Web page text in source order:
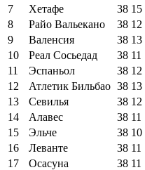
7
Хетафе 38 15
8
Райо Вальекано 38 12
9
Валенсия 38 13
10
Реал Сосьедад 38 11
11
Эспаньол 38 12
12
Атлетик Бильбао 38 13
13
Севилья 38 12
14
Алавес 38 11
15
Эльче 38 10
16
Леванте 38 11
17
Осасуна 38 11